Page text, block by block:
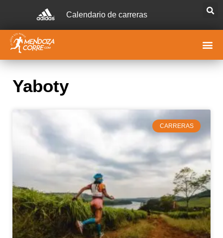
Calendario de carreras
Yaboty
CARRERAS